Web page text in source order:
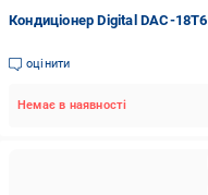
Кондиціонер Digital DAC-18T6
оцінити
Немає в наявності